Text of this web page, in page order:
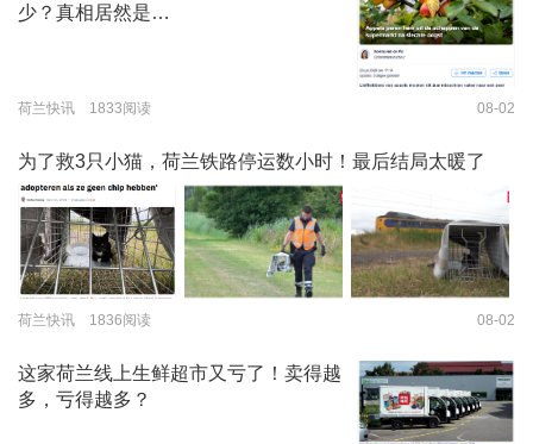
少？真相居然是…
荷兰快讯 1833阅读 08-02
为了救3只小猫，荷兰铁路停运数小时！最后结局太暖了
荷兰快讯 1836阅读 08-02
这家荷兰线上生鲜超市又亏了！卖得越
多，亏得越多？